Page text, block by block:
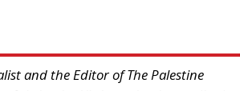
and the Editor of The Palestine